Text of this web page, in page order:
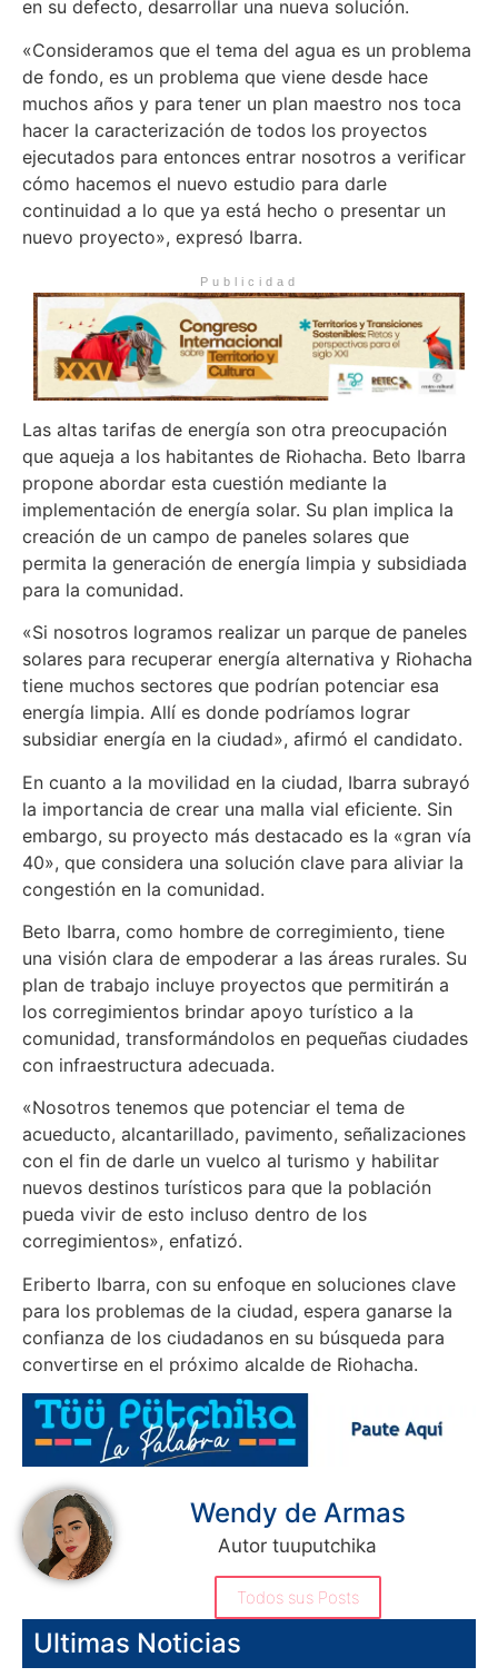
en su defecto, desarrollar una nueva solución.
«Consideramos que el tema del agua es un problema
de fondo, es un problema que viene desde hace
muchos años y para tener un plan maestro nos toca
hacer la caracterización de todos los proyectos
ejecutados para entonces entrar nosotros a verificar
cómo hacemos el nuevo estudio para darle
continuidad a lo que ya está hecho o presentar un
nuevo proyecto», expresó Ibarra.
Publicidad
Las altas tarifas de energía son otra preocupación
que aqueja a los habitantes de Riohacha. Beto Ibarra
propone abordar esta cuestión mediante la
implementación de energía solar. Su plan implica la
creación de un campo de paneles solares que
permita la generación de energía limpia y subsidiada
para la comunidad.
«Si nosotros logramos realizar un parque de paneles
solares para recuperar energía alternativa y Riohacha
tiene muchos sectores que podrían potenciar esa
energía limpia. Allí es donde podríamos lograr
subsidiar energía en la ciudad», afirmó el candidato.
En cuanto a la movilidad en la ciudad, Ibarra subrayó
la importancia de crear una malla vial eficiente. Sin
embargo, su proyecto más destacado es la «gran vía
40», que considera una solución clave para aliviar la
congestión en la comunidad.
Beto Ibarra, como hombre de corregimiento, tiene
una visión clara de empoderar a las áreas rurales. Su
plan de trabajo incluye proyectos que permitirán a
los corregimientos brindar apoyo turístico a la
comunidad, transformándolos en pequeñas ciudades
con infraestructura adecuada.
«Nosotros tenemos que potenciar el tema de
acueducto, alcantarillado, pavimento, señalizaciones
con el fin de darle un vuelco al turismo y habilitar
nuevos destinos turísticos para que la población
pueda vivir de esto incluso dentro de los
corregimientos», enfatizó.
Eriberto Ibarra, con su enfoque en soluciones clave
para los problemas de la ciudad, espera ganarse la
confianza de los ciudadanos en su búsqueda para
convertirse en el próximo alcalde de Riohacha.
Wendy de Armas
Autor tuuputchika
Todos sus Posts
Ultimas Noticias